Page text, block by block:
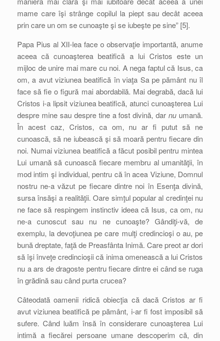
mame care îşi strânge copilul la piept sau decât aceea
prin care un om se cunoaşte şi se iubeşte pe sine” [5].
Papa Pius al XII-lea face o observaţie importantă, anume
aceea că cunoaşterea beatifică a lui Cristos este un
mijloc de unire mai mare cu noi. A nega faptul că Isus, ca
om, a avut viziunea beatifică în viaţa Sa pe pământ nu îl
face să fie o figură mai abordabilă. Mai degrabă, dacă lui
Cristos i-a lipsit viziunea beatifică, atunci cunoaşterea Lui
despre mine sau despre tine a fost divină, darnu umană.
În acest caz, Cristos, ca om, nu ar fi putut să ne
cunoască, să ne iubească şi să moară pentru fiecare din
noi. Numai viziunea beatifică a făcut posibil pentru mintea
Lui umană să cunoască fiecare membru al umanităţii, în
mod intim şi individual, pentru că în acea Viziune, Domnul
nostru ne-a văzut pe fiecare dintre noi în Esenţa divină,
sursa însăşi a realităţii. Oare simţul popular al credinţei nu
ne face să respingem instinctiv ideea că Isus, ca om, nu
ne-a cunoscut sau nu ne cunoaşte? Gândiţi-vă, de
exemplu, la devoţiunea pe care mulţi credincioşi o au, pe
bună dreptate, faţă de Preasfânta Inimă. Care preot ar dori
să îşi înveţe credincioşii că inima omenească a lui Cristos
nu a ars de dragoste pentru fiecare dintre ei când se ruga
în grădină sau când purta crucea?
Câteodată oamenii ridică obiecţia că dacă Cristos ar fi
avut viziunea beatifică pe pământ, i-ar fi fost imposibil să
sufere. Când luăm însă în considerare cunoaşterea Lui
intimă a fiecărei persoane umane descoperim că, din